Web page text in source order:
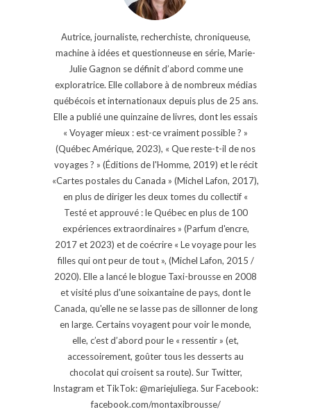
Autrice, journaliste, recherchiste, chroniqueuse,
machine à idées et questionneuse en série, Marie-
Julie Gagnon se définit d’abord comme une
exploratrice. Elle collabore à de nombreux médias
québécois et internationaux depuis plus de 25 ans.
Elle a publié une quinzaine de livres, dont les essais
« Voyager mieux : est-ce vraiment possible ? »
(Québec Amérique, 2023), « Que reste-t-il de nos
voyages ? » (Éditions de l'Homme, 2019) et le récit
«Cartes postales du Canada » (Michel Lafon, 2017),
en plus de diriger les deux tomes du collectif «
Testé et approuvé : le Québec en plus de 100
expériences extraordinaires » (Parfum d'encre,
2017 et 2023) et de coécrire « Le voyage pour les
filles qui ont peur de tout », (Michel Lafon, 2015 /
2020). Elle a lancé le blogue Taxi-brousse en 2008
et visité plus d'une soixantaine de pays, dont le
Canada, qu'elle ne se lasse pas de sillonner de long
en large. Certains voyagent pour voir le monde,
elle, c’est d’abord pour le « ressentir » (et,
accessoirement, goûter tous les desserts au
chocolat qui croisent sa route). Sur Twitter,
Instagram et TikTok: @mariejuliega. Sur Facebook:
facebook.com/montaxibrousse/